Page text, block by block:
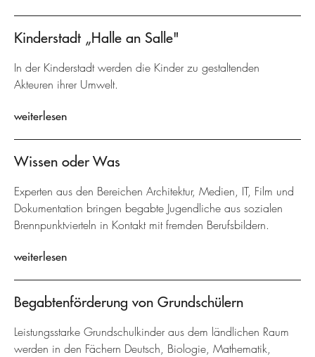
Kinderstadt „Halle an Salle"
In der Kinderstadt werden die Kinder zu gestaltenden
Akteuren ihrer Umwelt.
weiterlesen
Wissen oder Was
Experten aus den Bereichen Architektur, Medien, IT, Film und
Dokumentation bringen begabte Jugendliche aus sozialen
Brennpunktvierteln in Kontakt mit fremden Berufsbildern.
weiterlesen
Begabtenförderung von Grundschülern
Leistungsstarke Grundschulkinder aus dem ländlichen Raum
werden in den Fächern Deutsch, Biologie, Mathematik,